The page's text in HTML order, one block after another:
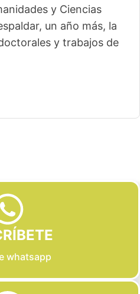
y Ciencias
un año más, la
y trabajos de
whatsapp